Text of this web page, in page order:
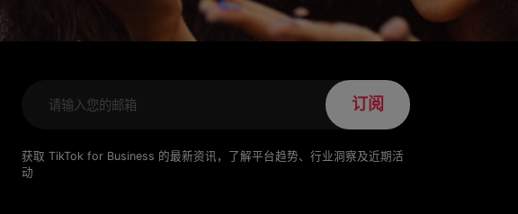
订阅
获取 TikTok for Business 的最新资讯，了解平台趋势、行业洞察及近期活
动